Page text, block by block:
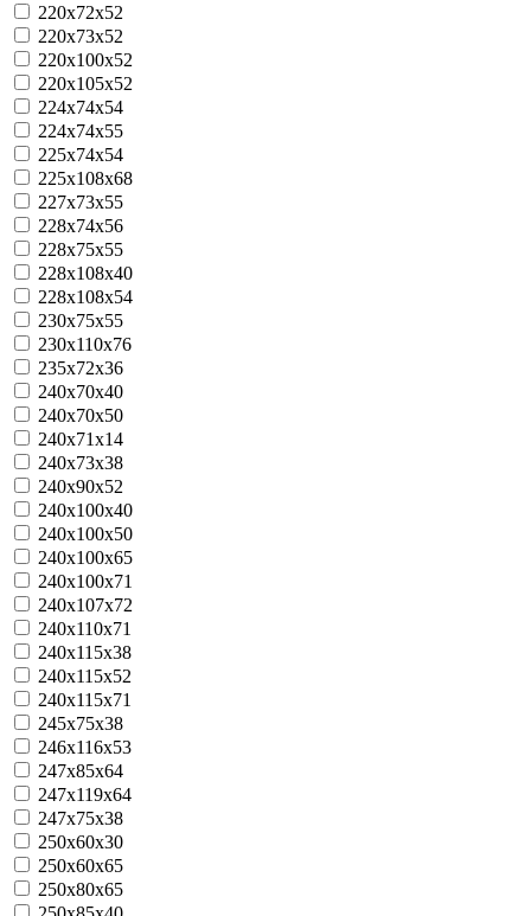
220x72x52
220x73x52
220х100х52
220x105x52
224x74x54
224x74x55
225x74x54
225x108x68
227x73x55
228х74х56
228x75x55
228x108x40
228x108x54
230x75x55
230х110х76
235x72x36
240х70х40
240х70х50
240х71х14
240x73x38
240x90х52
240x100x40
240x100x50
240x100x65
240x100x71
240х107х72
240x110x71
240x115x38
240x115x52
240х115х71
245x75x38
246х116х53
247х85х64
247х119х64
247х75х38
250х60х30
250х60х65
250х80х65